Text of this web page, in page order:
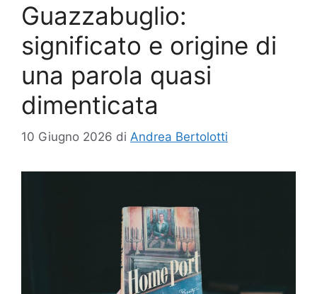
Guazzabuglio:
significato e origine di
una parola quasi
dimenticata
10 Giugno 2026 di Andrea Bertolotti